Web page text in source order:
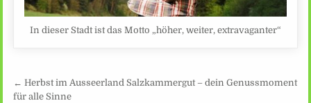
In dieser Stadt ist das Motto „höher, weiter, extravaganter“
Beitragsnavigation
← Herbst im Ausseerland Salzkammergut – dein Genussmoment
für alle Sinne